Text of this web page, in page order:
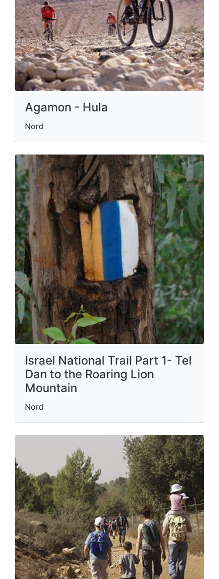
Agamon - Hula
Nord
Israel National Trail Part 1- Tel
Dan to the Roaring Lion
Mountain
Nord